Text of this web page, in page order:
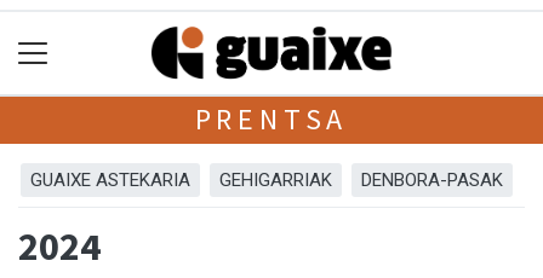
PRENTSA
GUAIXE ASTEKARIA GEHIGARRIAK DENBORA-PASAK
2024